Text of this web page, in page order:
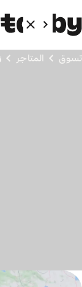
تسوق المتاجر